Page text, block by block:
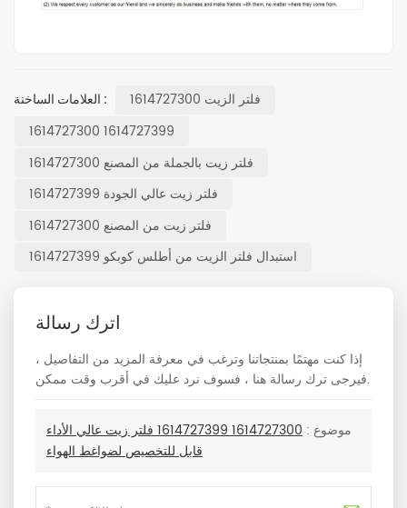
العلامات الساخنة :
فلتر الزيت 1614727300
1614727300 1614727399
فلتر زيت بالجملة من المصنع 1614727300
فلتر زيت عالي الجودة 1614727399
فلتر زيت من المصنع 1614727300
استبدال فلتر الزيت من أطلس كوبكو 1614727399
اترك رسالة
إذا كنت مهتمًا بمنتجاتنا وترغب في معرفة المزيد من التفاصيل ،
فيرجى ترك رسالة هنا ، فسوف نرد عليك في أقرب وقت ممكن.
موضوع :
1614727300 1614727399 فلتر زيت عالي الأداء
قابل للتخصيص لضواغط الهواء